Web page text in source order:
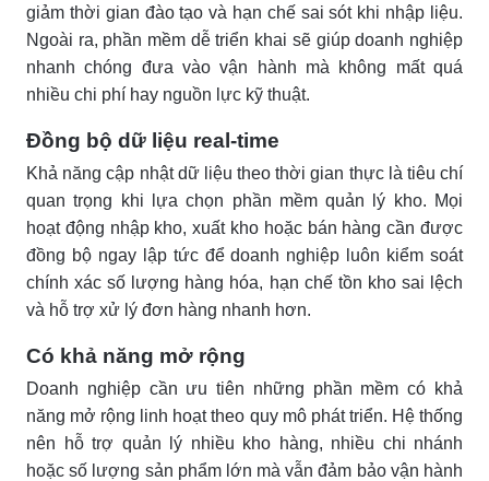
giảm thời gian đào tạo và hạn chế sai sót khi nhập liệu.
Ngoài ra, phần mềm dễ triển khai sẽ giúp doanh nghiệp
nhanh chóng đưa vào vận hành mà không mất quá
nhiều chi phí hay nguồn lực kỹ thuật.
Đồng bộ dữ liệu real-time
Khả năng cập nhật dữ liệu theo thời gian thực là tiêu chí
quan trọng khi lựa chọn phần mềm quản lý kho. Mọi
hoạt động nhập kho, xuất kho hoặc bán hàng cần được
đồng bộ ngay lập tức để doanh nghiệp luôn kiểm soát
chính xác số lượng hàng hóa, hạn chế tồn kho sai lệch
và hỗ trợ xử lý đơn hàng nhanh hơn.
Có khả năng mở rộng
Doanh nghiệp cần ưu tiên những phần mềm có khả
năng mở rộng linh hoạt theo quy mô phát triển. Hệ thống
nên hỗ trợ quản lý nhiều kho hàng, nhiều chi nhánh
hoặc số lượng sản phẩm lớn mà vẫn đảm bảo vận hành